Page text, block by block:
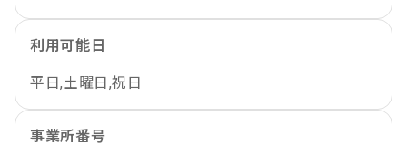
利用可能日
平日,土曜日,祝日
事業所番号